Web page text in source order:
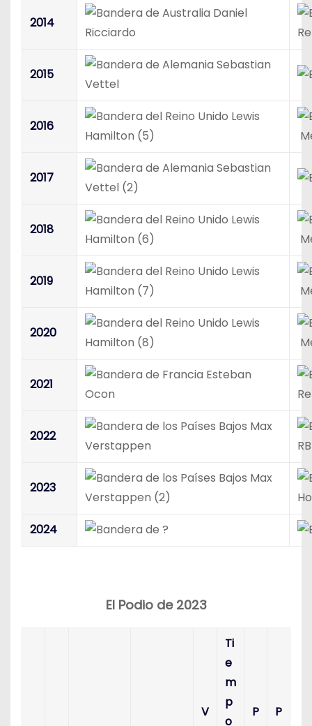
2014
Daniel
Ricciardo
2015
Sebastian
Vettel
2016
Lewis
Hamilton (5)
2017
Sebastian
Vettel (2)
2018
Lewis
Hamilton (6)
2019
Lewis
Hamilton (7)
2020
Lewis
Hamilton (8)
2021
Esteban
Ocon
2022
Max
Verstappen
2023
Max
Verstappen (2)
2024
El Podio de 2023
V
Ti
e
m
p
o
P
P